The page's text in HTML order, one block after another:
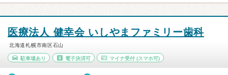
医療法人 健幸会 いしやまファミリー歯科
北海道札幌市南区石山
駐車場あり 電子決済可 マイナ受付 (スマホ可)